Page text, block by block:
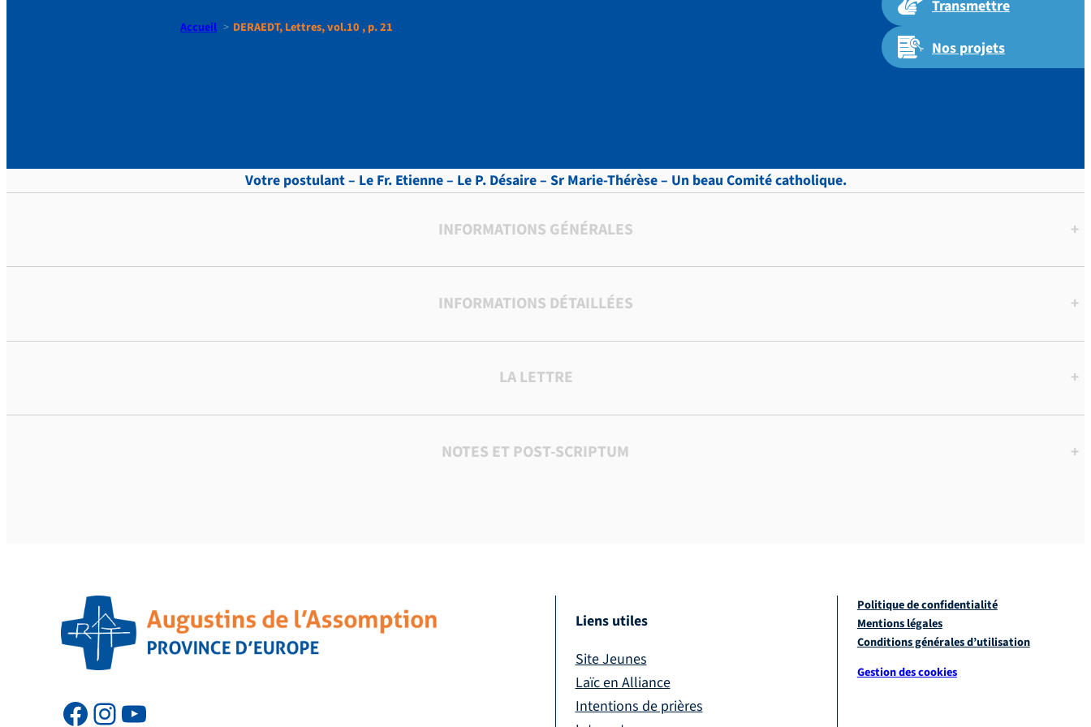
Transmettre
Nos projets
Accueil DERAEDT, Lettres, vol.10 , p. 21
Votre postulant – Le Fr. Etienne – Le P. Désaire – Sr Marie-Thérèse – Un beau Comité catholique.
INFORMATIONS GÉNÉRALES +
INFORMATIONS DÉTAILLÉES +
LA LETTRE +
NOTES ET POST-SCRIPTUM +
Liens utiles
Site Jeunes
Laïc en Alliance
Intentions de prières
Politique de confidentialité
Mentions légales
Conditions générales d’utilisation
Gestion des cookies